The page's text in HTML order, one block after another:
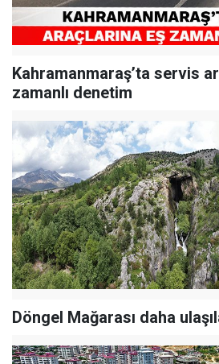
Kahramanmaraş’ta servis
zamanlı denetim
Döngel Mağarası daha